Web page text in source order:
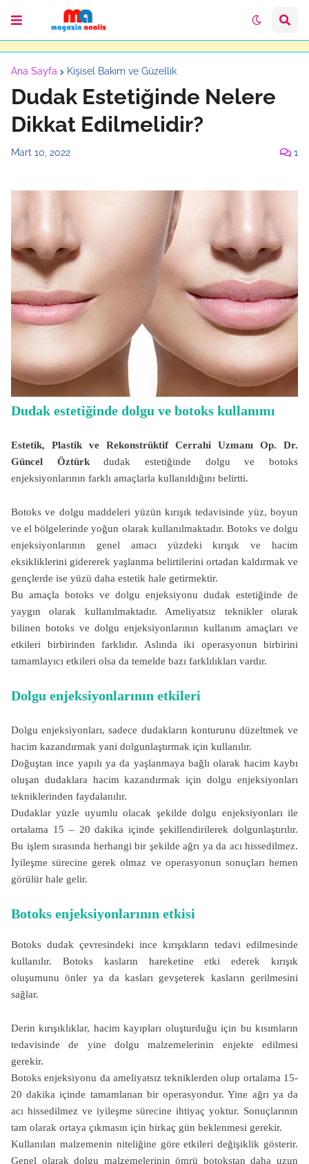
Ana Sayfa Kişisel Bakım ve Güzellik
Dudak Estetiğinde Nelere
Dikkat Edilmelidir?
Mart 10, 2022 1
Dudak estetiğinde dolgu ve botoks kullanımı
Estetik, Plastik ve Rekonstrüktif Cerrahi Uzmanı Op. Dr.
Güncel Öztürkdudak estetiğinde dolgu ve botoks
enjeksiyonlarının farklı amaçlarla kullanıldığını belirtti.
Botoks ve dolgu maddeleri yüzün kırışık tedavisinde yüz, boyun
ve el bölgelerinde yoğun olarak kullanılmaktadır. Botoks ve dolgu
enjeksiyonlarının genel amacı yüzdeki kırışık ve hacim
eksikliklerini gidererek yaşlanma belirtilerini ortadan kaldırmak ve
gençlerde ise yüzü daha estetik hale getirmektir.
Bu amaçla botoks ve dolgu enjeksiyonu dudak estetiğinde de
yaygın olarak kullanılmaktadır. Ameliyatsız teknikler olarak
bilinen botoks ve dolgu enjeksiyonlarının kullanım amaçları ve
etkileri birbirinden farklıdır. Aslında iki operasyonun birbirini
tamamlayıcı etkileri olsa da temelde bazı farklılıkları vardır.
Dolgu enjeksiyonlarının etkileri
Dolgu enjeksiyonları, sadece dudakların konturunu düzeltmek ve
hacim kazandırmak yani dolgunlaştırmak için kullanılır.
Doğuştan ince yapılı ya da yaşlanmaya bağlı olarak hacim kaybı
oluşan dudaklara hacim kazandırmak için dolgu enjeksiyonları
tekniklerinden faydalanılır.
Dudaklar yüzle uyumlu olacak şekilde dolgu enjeksiyonları ile
ortalama 15 – 20 dakika içinde şekillendirilerek dolgunlaştırılır.
Bu işlem sırasında herhangi bir şekilde ağrı ya da acı hissedilmez.
İyileşme sürecine gerek olmaz ve operasyonun sonuçları hemen
görülür hale gelir.
Botoks enjeksiyonlarının etkisi
Botoks dudak çevresindeki ince kırışıkların tedavi edilmesinde
kullanılır. Botoks kasların hareketine etki ederek kırışık
oluşumunu önler ya da kasları gevşeterek kasların gerilmesini
sağlar.
Derin kırışıklıklar, hacim kayıpları oluşturduğu için bu kısımların
tedavisinde de yine dolgu malzemelerinin enjekte edilmesi
gerekir.
Botoks enjeksiyonu da ameliyatsız tekniklerden olup ortalama 15-
20 dakika içinde tamamlanan bir operasyondur. Yine ağrı ya da
acı hissedilmez ve iyileşme sürecine ihtiyaç yoktur. Sonuçlarının
tam olarak ortaya çıkmasın için birkaç gün beklenmesi gerekir.
Kullanılan malzemenin niteliğine göre etkileri değişiklik gösterir.
Genel olarak dolgu malzemelerinin ömrü botokstan daha uzun